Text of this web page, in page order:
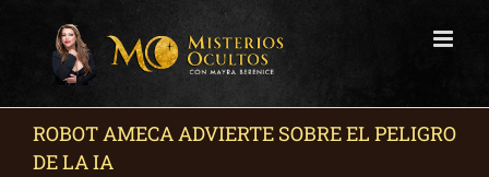
ROBOT AMECA ADVIERTE SOBRE EL PELIGRO
DE LA IA